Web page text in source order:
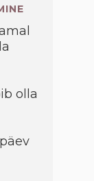
olla